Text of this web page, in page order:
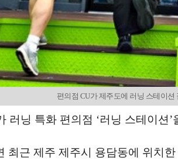
편의점 CU가 제주도에 러닝 스테이
러닝 특화 편의점 ‘러닝 스테이션
최근 제주 제주시 용담동에 위치